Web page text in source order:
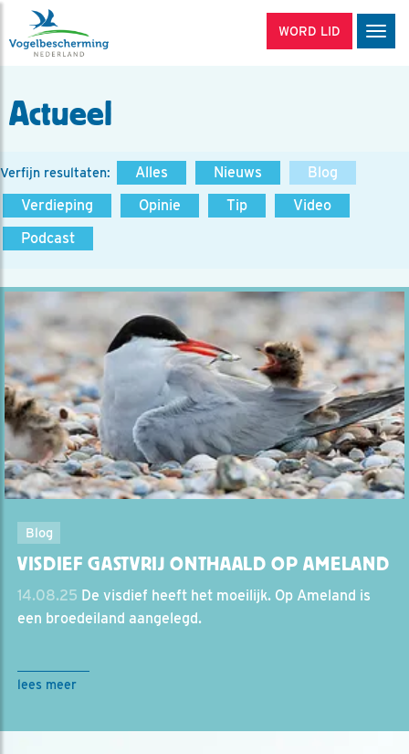
WORD LID
Actueel
Verfijn resultaten: Alles Nieuws
Blog
Verdieping
Opinie Tip
Video
Podcast
Blog
VISDIEF GASTVRIJ ONTHAALD OP AMELAND
14.08.25 De visdief heeft het moeilijk. Op Ameland is
een broedeiland aangelegd.
lees meer